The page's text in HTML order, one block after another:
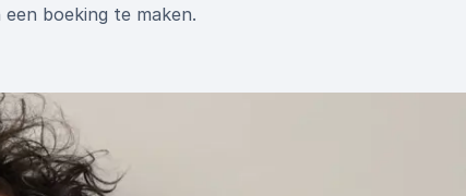
boeking te maken.